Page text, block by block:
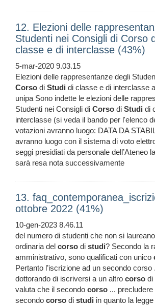
12. Elezioni delle
Studenti nei Consigli di Corso
classe e di interclasse (43%)
5-mar-2020 9.03.15
Elezioni delle rappresentanze degli
Corso di Studi di classe e di interclasse
unipa Sono indette le elezioni delle
Studenti nei Consigli di Corso di Studi di
interclasse (si veda il bando per l'elenco
votazioni avranno luogo: DATA DA
avranno luogo con il sistema di voto
seggi presidiati da personale dell’Ateneo
sarà resa nota successivamente
13.
ottobre 2022 (41%)
10-gen-2023 8.46.11
del numero di studenti che non si
ordinaria del corso di studi? Secondo la
amministrativo, sono qualificati con unico
Pertanto l’iscrizione ad un secondo corso
dottorando di iscriversi a un altro corso di
valuta che il secondo corso ... precludere
secondo corso di studi in quanto la